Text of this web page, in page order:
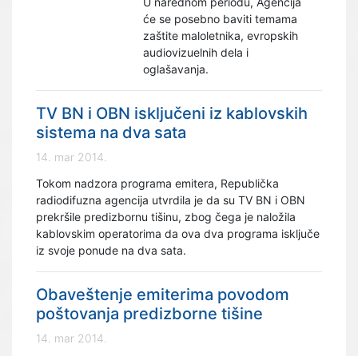
će se posebno baviti temama
zaštite maloletnika, evropskih
audiovizuelnih dela i
oglašavanja.
TV BN i OBN isključeni iz kablovskih
sistema na dva sata
14. mar 2014.
Tokom nadzora programa emitera, Republička
radiodifuzna agencija utvrdila je da su TV BN i OBN
prekršile predizbornu tišinu, zbog čega je naložila
kablovskim operatorima da ova dva programa isključe
iz svoje ponude na dva sata.
Obaveštenje emiterima povodom
poštovanja predizborne tišine
14. mar 2014.